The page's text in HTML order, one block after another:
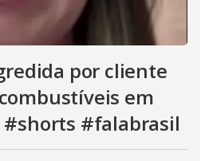
por cliente
em
#shorts #falabrasil